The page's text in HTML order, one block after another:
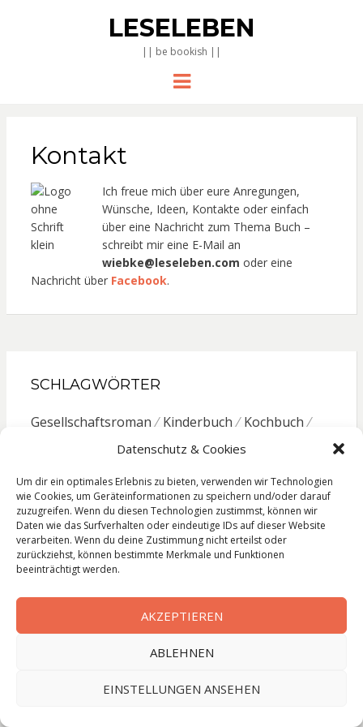
Datenschutz & Cookies
Um dir ein optimales Erlebnis zu bieten, verwenden wir Technologien
wie Cookies, um Geräteinformationen zu speichern und/oder darauf
zuzugreifen. Wenn du diesen Technologien zustimmst, können wir
Daten wie das Surfverhalten oder eindeutige IDs auf dieser Website
verarbeiten. Wenn du deine Zustimmung nicht erteilst oder
zurückziehst, können bestimmte Merkmale und Funktionen
beeinträchtigt werden.
AKZEPTIEREN
ABLEHNEN
EINSTELLUNGEN ANSEHEN
LESELEBEN
|| be bookish ||
Menu
Kontakt
Ich freue mich über eure Anregungen,
Wünsche, Ideen, Kontakte oder einfach
über eine Nachricht zum Thema Buch –
schreibt mir eine E-Mail an
wiebke@leseleben.com oder eine
Nachricht über Facebook.
SCHLAGWÖRTER
Gesellschaftsroman Kinderbuch
Kochbuch
Liebesroman Literatur Lyrik
Impressum
Datenschutzerklärung
© CopyrightLeseleben